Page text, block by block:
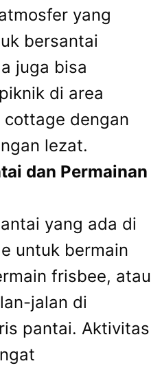
yang
bersantai
juga bisa
di area
dengan
lezat.
dan Permainan
yang ada di
untuk bermain
frisbee, atau
jalan di
pantai. Aktivitas